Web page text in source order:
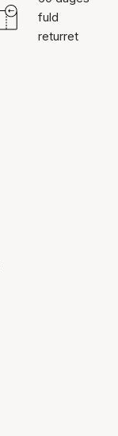
fuld
returret